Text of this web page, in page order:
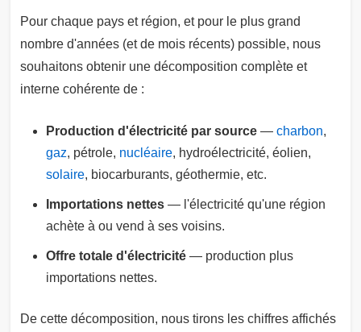
Pour chaque pays et région, et pour le plus grand
nombre d'années (et de mois récents) possible, nous
souhaitons obtenir une décomposition complète et
interne cohérente de :
Production d'électricité par source — charbon,
gaz, pétrole, nucléaire, hydroélectricité, éolien,
solaire, biocarburants, géothermie, etc.
Importations nettes — l'électricité qu'une région
achète à ou vend à ses voisins.
Offre totale d'électricité — production plus
importations nettes.
De cette décomposition, nous tirons les chiffres affichés